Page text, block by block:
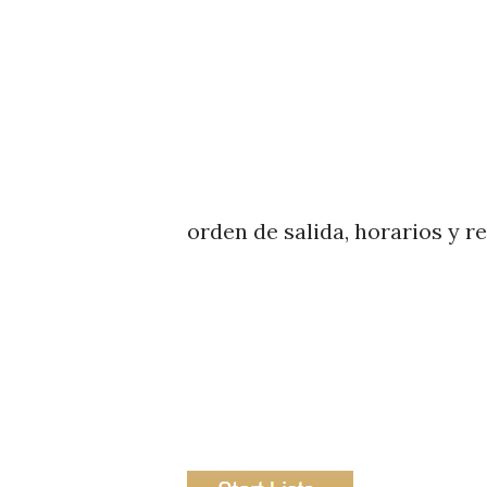
orden de salida, horarios y